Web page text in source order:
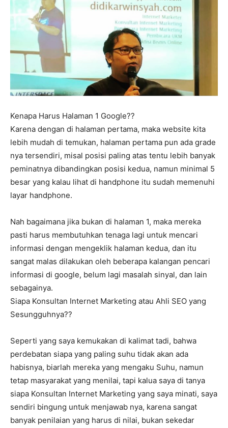
Kenapa Harus Halaman 1 Google??
Karena dengan di halaman pertama, maka website kita
lebih mudah di temukan, halaman pertama pun ada grade
nya tersendiri, misal posisi paling atas tentu lebih banyak
peminatnya dibandingkan posisi kedua, namun minimal 5
besar yang kalau lihat di handphone itu sudah memenuhi
layar handphone.
Nah bagaimana jika bukan di halaman 1, maka mereka
pasti harus membutuhkan tenaga lagi untuk mencari
informasi dengan mengeklik halaman kedua, dan itu
sangat malas dilakukan oleh beberapa kalangan pencari
informasi di google, belum lagi masalah sinyal, dan lain
sebagainya.
Siapa Konsultan Internet Marketing atau Ahli SEO yang
Sesungguhnya??
Seperti yang saya kemukakan di kalimat tadi, bahwa
perdebatan siapa yang paling suhu tidak akan ada
habisnya, biarlah mereka yang mengaku Suhu, namun
tetap masyarakat yang menilai, tapi kalua saya di tanya
siapa Konsultan Internet Marketing yang saya minati, saya
sendiri bingung untuk menjawab nya, karena sangat
banyak penilaian yang harus di nilai, bukan sekedar